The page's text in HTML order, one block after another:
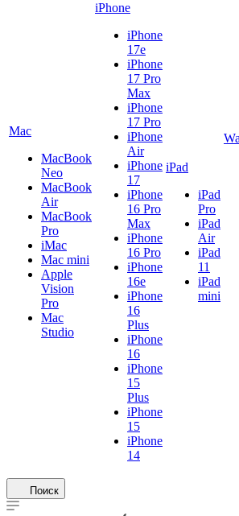
Mac
MacBook
Neo
MacBook
Air
MacBook
Pro
iMac
Mac mini
Apple
Vision
Pro
Mac
Studio
iPhone
iPhone
17e
iPhone
17 Pro
Max
iPhone
17 Pro
iPhone
Air
iPhone
17
iPhone
16 Pro
Max
iPhone
16 Pro
iPhone
16e
iPhone
16
Plus
iPhone
16
iPhone
15
Plus
iPhone
15
iPhone
14
iPad
iPad
Pro
iPad
Air
iPad
11
iPad
mini
Поиск